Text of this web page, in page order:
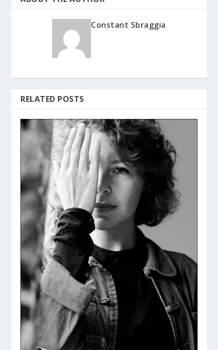
Constant Sbraggia
RELATED POSTS